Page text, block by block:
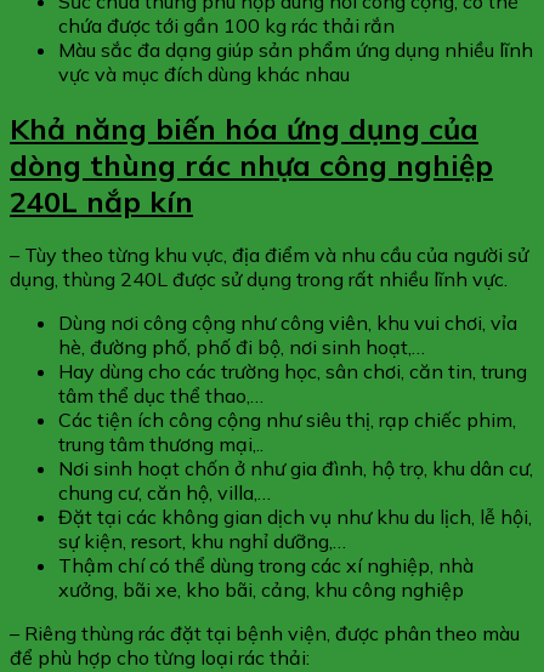
chứa được tới gần 100 kg rác thải rắn
Màu sắc đa dạng giúp sản phẩm ứng dụng nhiều lĩnh
vực và mục đích dùng khác nhau
Khả năng biến hóa ứng dụng của
dòng thùng rác nhựa công nghiệp
240L nắp kín
– Tùy theo từng khu vực, địa điểm và nhu cầu của người sử
dụng, thùng 240L được sử dụng trong rất nhiều lĩnh vực.
Dùng nơi công cộng như công viên, khu vui chơi, vỉa
hè, đường phố, phố đi bộ, nơi sinh hoạt,…
Hay dùng cho các trường học, sân chơi, căn tin, trung
tâm thể dục thể thao,…
Các tiện ích công cộng như siêu thị, rạp chiếc phim,
trung tâm thương mại,..
Nơi sinh hoạt chốn ở như gia đình, hộ trọ, khu dân cư,
chung cư, căn hộ, villa,…
Đặt tại các không gian dịch vụ như khu du lịch, lễ hội,
sự kiện, resort, khu nghỉ dưỡng,…
Thậm chí có thể dùng trong các xí nghiệp, nhà
xưởng, bãi xe, kho bãi, cảng, khu công nghiệp
– Riêng thùng rác đặt tại bệnh viện, được phân theo màu
để phù hợp cho từng loại rác thải: